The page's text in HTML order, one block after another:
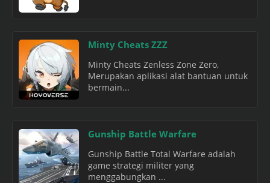
Minty Cheats ZZZ
Minty Cheats Zenless Zone Zero,
Merupakan aplikasi alat bantuan untuk
bermain...
Gunship Battle Warfare
Gunship Battle Total Warfare adalah
game strategi militer yang
menggabungkan ...